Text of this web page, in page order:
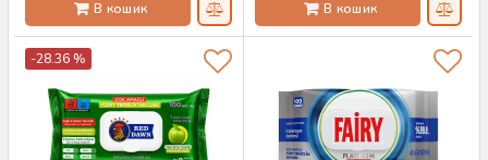
В кошик В кошик
-28.36 %